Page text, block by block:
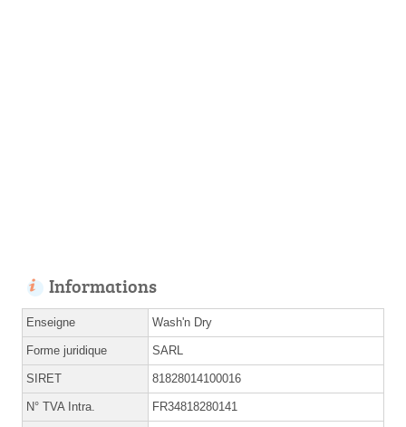
Informations
Enseigne Wash'n Dry
Forme juridique SARL
SIRET 81828014100016
N° TVA Intra. FR34818280141